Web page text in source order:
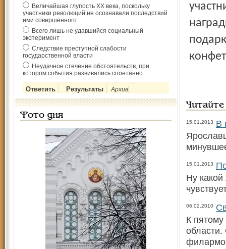
Величайшая глупость ХХ века, поскольку
участники революций не осознавали последствий
ими совершённого
Всего лишь не удавшийся социальный
эксперимент
Следствие преступной слабости
государственной власти
Неудачное стечение обстоятельств, при
котором события развивались спонтанно
Архив
Фото дня
15.01.2013
В
15.01.2013
Ну
06.02.2010
К